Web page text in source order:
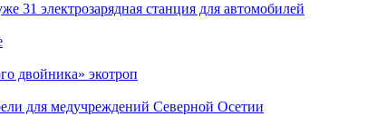
31 электрозарядная станция для автомобилей
двойника» экотроп
для медучреждений Северной Осетии